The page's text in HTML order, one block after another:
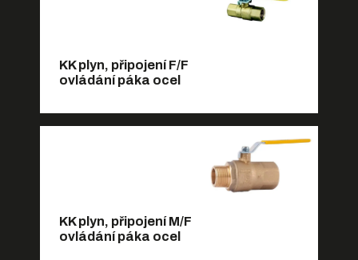
KK plyn, připojení F/F
ovládání páka ocel
KK plyn, připojení M/F
ovládání páka ocel